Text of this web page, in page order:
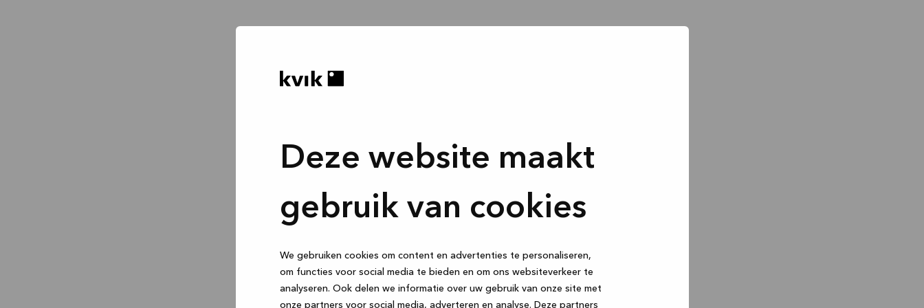
Deze website maakt
gebruik van cookies
We gebruiken cookies om content en advertenties te personaliseren,
om functies voor social media te bieden en om ons websiteverkeer te
analyseren. Ook delen we informatie over uw gebruik van onze site met
onze partners voor social media, adverteren en analyse. Deze partners